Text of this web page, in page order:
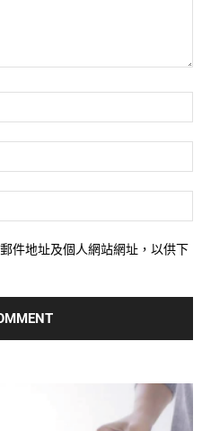
件地址及個人網站網址，以供下